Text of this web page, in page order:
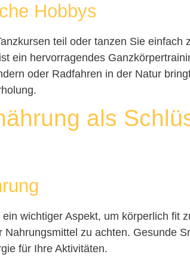
Hobbys
teil oder tanzen Sie einfach
ein hervorragendes
oder Radfahren in der Natur
als
wichtiger Aspekt, um körperlich fit
zu achten. Gesunde
für Ihre Aktivitäten.